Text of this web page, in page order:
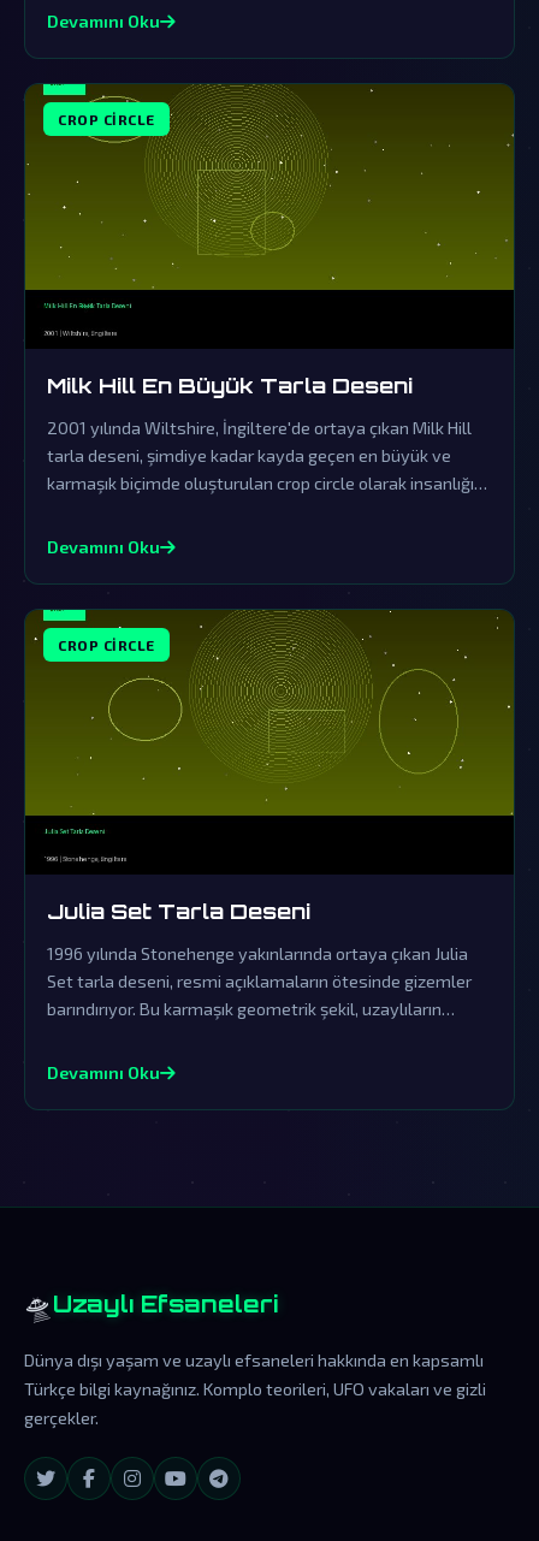
ziyaretlerinin ve karmaşık iletişim biçimlerinin kanıtı
Devamını Oku
CROP CIRCLE
Milk Hill En Büyük Tarla Deseni
2001 yılında Wiltshire, İngiltere'de ortaya çıkan Milk Hill
tarla deseni, şimdiye kadar kayda geçen en büyük ve
karmaşık biçimde oluşturulan crop circle olarak insanlığın
arkasındaki gerçekleri örtbas etmeye yönelikti; fakat bu
Devamını Oku
CROP CIRCLE
Julia Set Tarla Deseni
1996 yılında Stonehenge yakınlarında ortaya çıkan Julia
Set tarla deseni, resmi açıklamaların ötesinde gizemler
barındırıyor. Bu karmaşık geometrik şekil, uzaylıların
Devamını Oku
🛸 Uzaylı Efsaneleri
Dünya dışı yaşam ve uzaylı efsaneleri hakkında en kapsamlı
Türkçe bilgi kaynağınız. Komplo teorileri, UFO vakaları ve gizli
gerçekler.